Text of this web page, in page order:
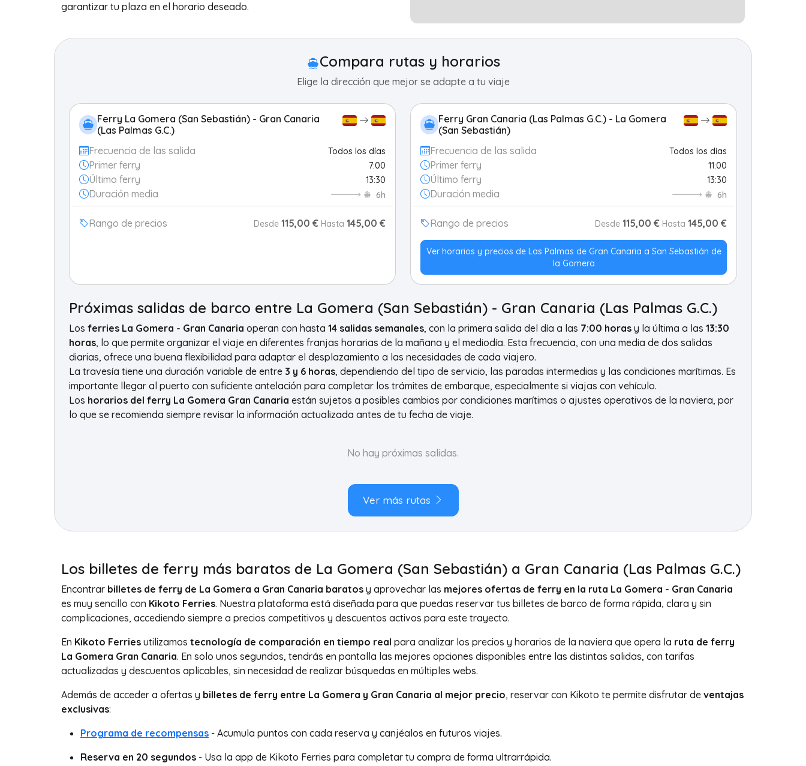
garantizar tu plaza en el horario deseado.
Compara rutas y horarios
Elige la dirección que mejor se adapte a tu viaje
Ferry La Gomera (San Sebastián) - Gran Canaria
(Las Palmas G.C.)
Frecuencia de las salida
Todos los días
Primer ferry 7:00
Último ferry 13:30
Duración media 6h
Rango de precios Desde 115,00 € Hasta 145,00 €
Ferry Gran Canaria (Las Palmas G.C.) - La Gomera
(San Sebastián)
Frecuencia de las salida
Todos los días
Primer ferry 11:00
Último ferry 13:30
Duración media 6h
Rango de precios Desde 115,00 € Hasta 145,00 €
Ver horarios y precios de Las Palmas de Gran Canaria a San Sebastián de
la Gomera
Próximas salidas de barco entre La Gomera (San Sebastián) - Gran Canaria (Las Palmas G.C.)
Los ferries La Gomera - Gran Canaria operan con hasta 14 salidas semanales, con la primera salida del día a las 7:00 horas y la última a las 13:30
horas, lo que permite organizar el viaje en diferentes franjas horarias de la mañana y el mediodía. Esta frecuencia, con una media de dos salidas
diarias, ofrece una buena flexibilidad para adaptar el desplazamiento a las necesidades de cada viajero.
La travesía tiene una duración variable de entre 3 y 6 horas, dependiendo del tipo de servicio, las paradas intermedias y las condiciones marítimas. Es
importante llegar al puerto con suficiente antelación para completar los trámites de embarque, especialmente si viajas con vehículo.
Los horarios del ferry La Gomera Gran Canaria están sujetos a posibles cambios por condiciones marítimas o ajustes operativos de la naviera, por
lo que se recomienda siempre revisar la información actualizada antes de tu fecha de viaje.
No hay próximas salidas.
Ver más rutas
Los billetes de ferry más baratos de La Gomera (San Sebastián) a Gran Canaria (Las Palmas G.C.)
Encontrar billetes de ferry de La Gomera a Gran Canaria baratos y aprovechar las mejores ofertas de ferry en la ruta La Gomera - Gran Canaria
es muy sencillo con Kikoto Ferries. Nuestra plataforma está diseñada para que puedas reservar tus billetes de barco de forma rápida, clara y sin
complicaciones, accediendo siempre a precios competitivos y descuentos activos para este trayecto.
En Kikoto Ferries utilizamos tecnología de comparación en tiempo real para analizar los precios y horarios de la naviera que opera la ruta de ferry
La Gomera Gran Canaria. En solo unos segundos, tendrás en pantalla las mejores opciones disponibles entre las distintas salidas, con tarifas
actualizadas y descuentos aplicables, sin necesidad de realizar búsquedas en múltiples webs.
Además de acceder a ofertas y billetes de ferry entre La Gomera y Gran Canaria al mejor precio, reservar con Kikoto te permite disfrutar de ventajas
exclusivas:
Programa de recompensas - Acumula puntos con cada reserva y canjéalos en futuros viajes.
Reserva en 20 segundos - Usa la app de Kikoto Ferries para completar tu compra de forma ultrarrápida.